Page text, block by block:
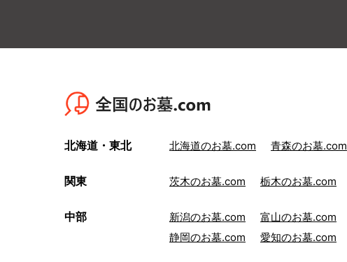
北海道・東北 北海道のお墓.com 青森のお墓.com
関東 茨木のお墓.com 栃木のお墓.com
中部 新潟のお墓.com 富山のお墓.com
静岡のお墓.com
愛知のお墓.com